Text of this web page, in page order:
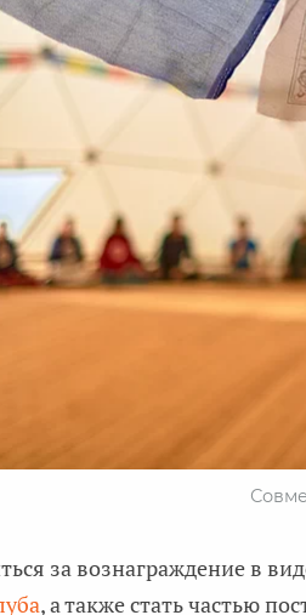
за вознаграждение в
, а также стать частью